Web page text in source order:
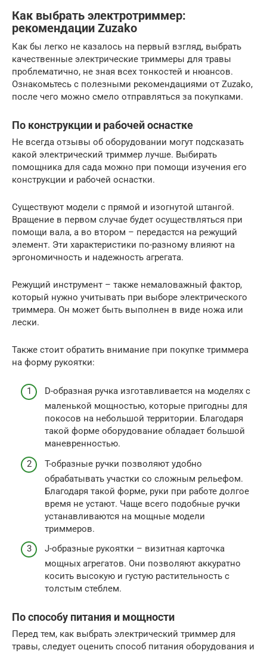
Как выбрать электротриммер:
рекомендации Zuzako
Как бы легко не казалось на первый взгляд, выбрать
качественные электрические триммеры для травы
проблематично, не зная всех тонкостей и нюансов.
Ознакомьтесь с полезными рекомендациями от Zuzako,
после чего можно смело отправляться за покупками.
По конструкции и рабочей оснастке
Не всегда отзывы об оборудовании могут подсказать
какой электрический триммер лучше. Выбирать
помощника для сада можно при помощи изучения его
конструкции и рабочей оснастки.
Существуют модели с прямой и изогнутой штангой.
Вращение в первом случае будет осуществляться при
помощи вала, а во втором – передастся на режущий
элемент. Эти характеристики по-разному влияют на
эргономичность и надежность агрегата.
Режущий инструмент – также немаловажный фактор,
который нужно учитывать при выборе электрического
триммера. Он может быть выполнен в виде ножа или
лески.
Также стоит обратить внимание при покупке триммера
на форму рукоятки:
D-образная ручка изготавливается на моделях с
маленькой мощностью, которые пригодны для
покосов на небольшой территории. Благодаря
такой форме оборудование обладает большой
маневренностью.
T-образные ручки позволяют удобно
обрабатывать участки со сложным рельефом.
Благодаря такой форме, руки при работе долгое
время не устают. Чаще всего подобные ручки
устанавливаются на мощные модели
триммеров.
J-образные рукоятки – визитная карточка
мощных агрегатов. Они позволяют аккуратно
косить высокую и густую растительность с
толстым стеблем.
По способу питания и мощности
Перед тем, как выбрать электрический триммер для
травы, следует оценить способ питания оборудования и